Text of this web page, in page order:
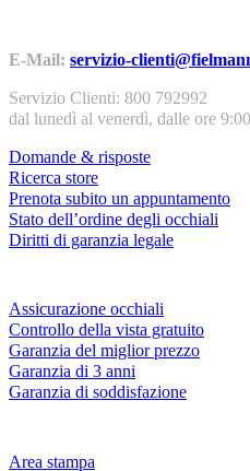
E-Mail: servizio-
Servizio Clienti: 800 792992
dal lunedì al venerdì, dalle ore
Domande & risposte
Ricerca store
Prenota subito un appuntamento
Stato dell’ordine degli occhiali
Diritti di garanzia legale
Assicurazione occhiali
Controllo della vista gratuito
Garanzia del miglior prezzo
Garanzia di 3 anni
Garanzia di soddisfazione
Area stampa